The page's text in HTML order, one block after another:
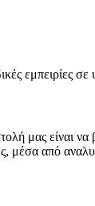
εμπειρίες
μας είναι
μέσα από